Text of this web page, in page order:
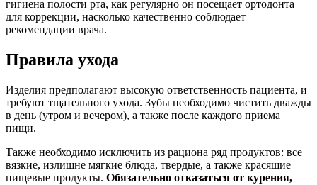
гигиена полости рта, как регулярно он посещает ортодонта
для коррекции, насколько качественно соблюдает
рекомендации врача.
Правила ухода
Изделия предполагают высокую ответственность пациента, и
требуют тщательного ухода. Зубы необходимо чистить дважды
в день (утром и вечером), а также после каждого приема
пищи.
Также необходимо исключить из рациона ряд продуктов: все
вязкие, излишне мягкие блюда, твердые, а также красящие
пищевые продукты. Обязательно отказаться от курения,